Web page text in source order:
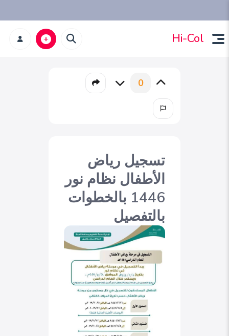
Hi-Col
0
تسجيل رياض
الأطفال نظام نور
1446 بالخطوات
بالتفصيل